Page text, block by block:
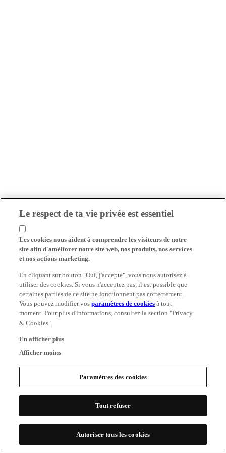
Le respect de ta vie privée est essentiel
Les cookies nous aident à comprendre les visiteurs de notre
site afin d'améliorer notre site web, nos produits, nos services
et nos actions marketing.
En cliquant sur bouton "Oui, j'accepte", vous nous autorisez à
utiliser des cookies. Si vous n'acceptez pas, il est possible que
certaines parties de ce site ne fonctionnent pas correctement.
Vous pouvez modifier vosparamètres de cookies à tout
moment. Pour plus d'informations, consultez la section "Privacy
& Cookies".
En afficher plus
Afficher moins
Paramètres des cookies
Tout refuser
Autoriser tous les cookies